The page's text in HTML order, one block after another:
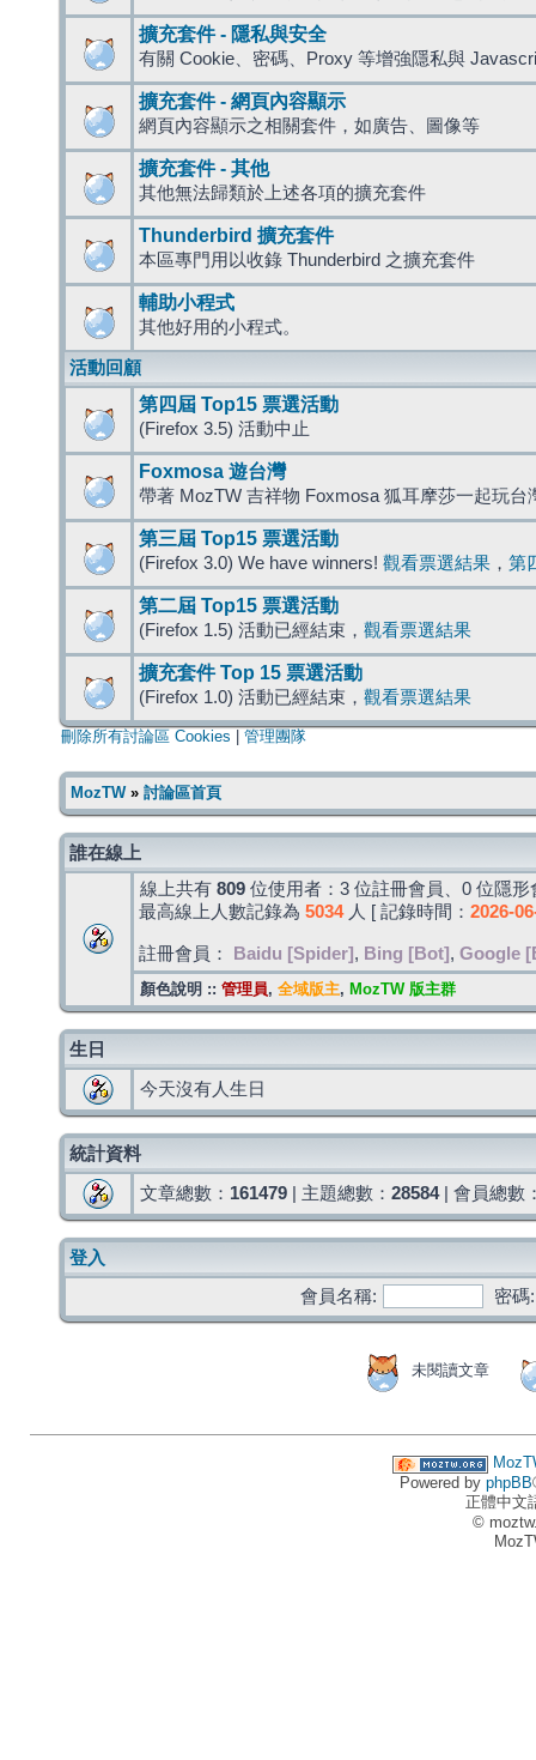
擴充套件 - 隱私與安全
有關 Cookie、密碼、Proxy 等增強隱私與
擴充套件 - 網頁內容顯示
網頁內容顯示之相關套件，如廣告、圖像等
擴充套件 - 其他
其他無法歸類於上述各項的擴充套件
Thunderbird 擴充套件
本區專門用以收錄 Thunderbird 之擴充套件
輔助小程式
其他好用的小程式。
活動回顧
第四屆 Top15 票選活動
(Firefox 3.5) 活動中止
Foxmosa 遊台灣
帶著 MozTW 吉祥物 Foxmosa 狐耳摩莎一起玩台
第三屆 Top15 票選活動
(Firefox 3.0) We have winners! 觀看票選結果 ， 第
第二屆 Top15 票選活動
(Firefox 1.5) 活動已經結束， 觀看票選結果
擴充套件 Top 15 票選活動
(Firefox 1.0) 活動已經結束， 觀看票選結果
刪除所有討論區 Cookies 管理團隊
MozTW» 討論區首頁
誰在線上
線上共有 809 位使用者：3 位註冊會員、0 位隱
最高線上人數記錄為 5034人 [ 記錄時間： 2026-
註冊會員： Baidu [Spider] , Bing [Bot] , Google
顏色說明 :: 管理員, 全域版主, MozTW 版主群
生日
今天沒有人生日
統計資料
文章總數： 161479 | 主題總數： 28584| 會員總數
登入
會員名稱:
密碼:
未閱讀文章
Powered by phpBB
正體中文
©